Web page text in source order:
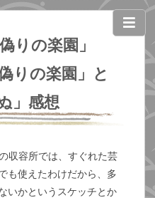
りの楽園」
りの楽園」と
」感想
収容所では、すぐれた芸
も使えたわけだから、多
いかというスケッチとか